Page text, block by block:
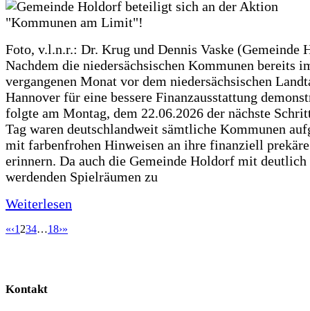
Foto, v.l.n.r.: Dr. Krug und Dennis Vaske (Gemeinde
Nachdem die niedersächsischen Kommunen bereits
vergangenen Monat vor dem niedersächsischen
Hannover für eine bessere Finanzausstattung
folgte am Montag, dem 22.06.2026 der nächste
Tag waren deutschlandweit sämtliche Kommunen
mit farbenfrohen Hinweisen an ihre finanziell
erinnern. Da auch die Gemeinde Holdorf mit deutlich
werdenden Spielräumen zu
Weiterlesen
«‹1 234…18›»
Kontakt